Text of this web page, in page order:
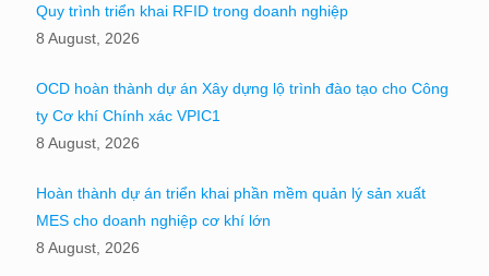
Quy trình triển khai RFID trong doanh nghiệp
8 August, 2026
OCD hoàn thành dự án Xây dựng lộ trình đào tạo cho Công
ty Cơ khí Chính xác VPIC1
8 August, 2026
Hoàn thành dự án triển khai phần mềm quản lý sản xuất
MES cho doanh nghiệp cơ khí lớn
8 August, 2026